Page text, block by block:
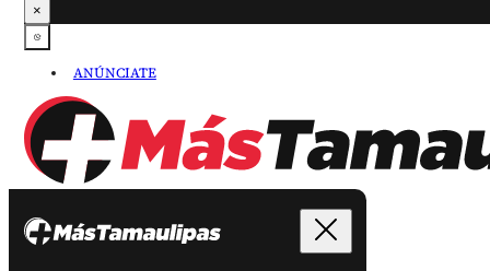
×
ANÚNCIATE